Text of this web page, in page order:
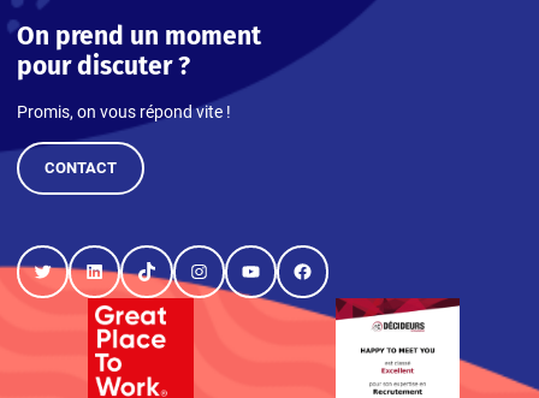
On prend un moment
pour discuter ?
Promis, on vous répond vite !
CONTACT
TwitterLinkedInTikTokInstagram
YouTubeFacebook